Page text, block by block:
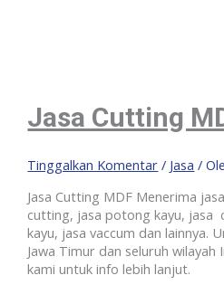
Jasa Cutting
Tinggalkan Komentar / Jasa /
Jasa Cutting MDF Menerima
cutting, jasa potong kayu, jasa
kayu, jasa vaccum dan lainnya.
Jawa Timur dan seluruh wilayah
kami untuk info lebih lanjut.